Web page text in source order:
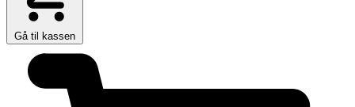
Gå til kassen